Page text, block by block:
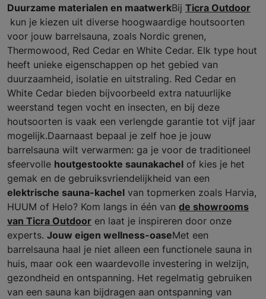
Duurzame materialen en maatwerkBij Ticra Outdoor
kun je kiezen uit diverse hoogwaardige houtsoorten
voor jouw barrelsauna, zoals Nordic grenen,
Thermowood, Red Cedar en White Cedar. Elk type hout
heeft unieke eigenschappen op het gebied van
duurzaamheid, isolatie en uitstraling. Red Cedar en
White Cedar bieden bijvoorbeeld extra natuurlijke
weerstand tegen vocht en insecten, en bij deze
houtsoorten is vaak een verlengde garantie tot vijf jaar
mogelijk.Daarnaast bepaal je zelf hoe je jouw
barrelsauna wilt verwarmen: ga je voor de traditioneel
sfeervolle houtgestookte saunakachel of kies je het
gemak en de gebruiksvriendelijkheid van een
elektrische sauna-kachel van topmerken zoals Harvia,
HUUM of Helo? Kom langs in één van de showrooms
van Ticra Outdoor en laat je inspireren door onze
experts. Jouw eigen wellness-oaseMet een
barrelsauna haal je niet alleen een functionele sauna in
huis, maar ook een waardevolle investering in welzijn,
gezondheid en ontspanning. Het regelmatig gebruiken
van een sauna kan bijdragen aan ontspanning van